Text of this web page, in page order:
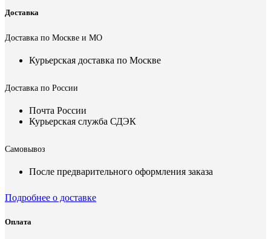
Доставка
Доставка по Москве и МО
Курьерская доставка по Москве
Доставка по России
Почта России
Курьерская служба СДЭК
Самовывоз
После предварительного оформления заказа
Подробнее о доставке
Оплата